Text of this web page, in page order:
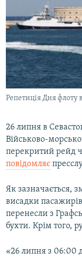
СПЕЦПРОЕКТИ
ДЕПОРТАЦІЯ
ВІДЕОУРОКИ «ELIFBE»
СВІДЧЕННЯ ОКУПАЦІЇ
УКРАЇНСЬКА
ІНФОГРАФІКА
ЯК ОБІЙТИ
Русский
Qırımtatar
ДОЛУЧАЙСЯ!
Усі сайти RFE/RL
Репетиція Дня флоту
26 липня в
Військово-
перекритий рейд
повідомляє
Як зазначається,
висадки
перенесли з
бухти. Крім того,
«26 липня з 06:00